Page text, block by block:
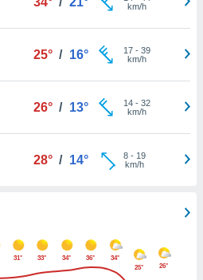
km/h
25° / 16° 17- 39
km/h
26° / 13° 14- 32
km/h
28° / 14° 8- 19
km/h
31° 33° 34° 36°
34°
25°
26°